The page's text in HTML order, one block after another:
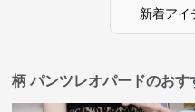
新着アイ
柄 パンツレオパードのおす